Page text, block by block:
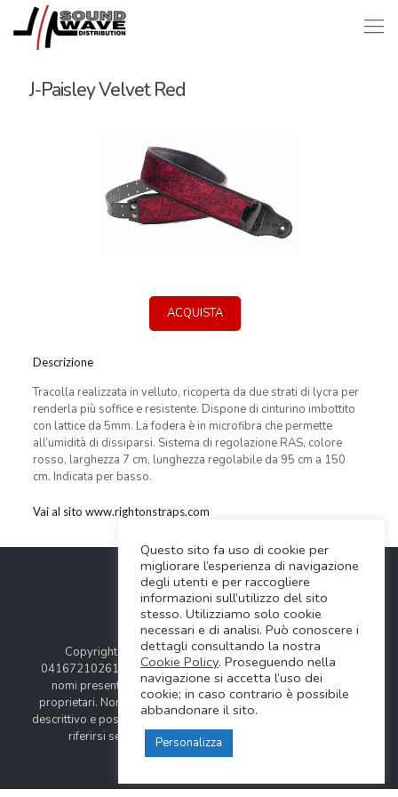
J-Paisley Velvet Red
ACQUISTA
Descrizione
Tracolla realizzata in velluto, ricoperta da due strati di lycra per
renderla più soffice e resistente. Dispone di cinturino imbottito
con lattice da 5mm. La fodera è in microfibra che permette
all’umidità di dissiparsi. Sistema di regolazione RAS, colore
rosso, larghezza 7 cm, lunghezza regolabile da 95 cm a 150
cm. Indicata per basso.
Vai al sito www.rightonstraps.com
Copyright © 2024 Soundwave Distribution Srl - P.I.
04167210261 |
COOKIES POLICY| Tutti i marchi, i prodotti e i
nomi presentati in questo sito sono registrati dai legittimi
proprietari. Nomi e caratteristiche sono citati solamente al fine
descrittivo e possono variare senza obbligo di preavviso, quindi
riferirsi sempre ai siti web dei rispettivi costruttori.
Questo sito fa uso di cookie per
migliorare l’esperienza di navigazione
degli utenti e per raccogliere
informazioni sull’utilizzo del sito
stesso. Utilizziamo solo cookie
necessari e di analisi. Può conoscere i
dettagli consultando la nostra
Cookie Policy. Proseguendo nella
navigazione si accetta l’uso dei
cookie; in caso contrario è possibile
abbandonare il sito.
Personalizza